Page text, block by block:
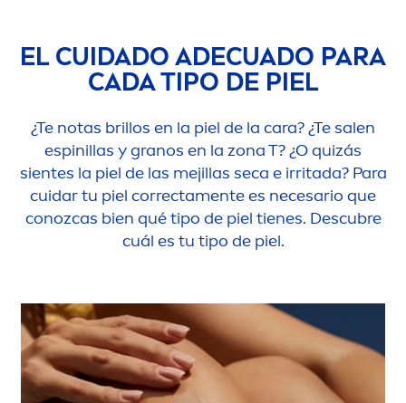
EL CUIDADO ADECUADO PARA
CADA TIPO DE PIEL
¿Te notas brillos en la piel de la cara? ¿Te salen
espinillas y granos en la zona T? ¿O quizás
sientes la piel de las mejillas seca e irritada? Para
cuidar tu piel correctamente es necesario que
conozcas bien qué tipo de piel tienes. Descubre
cuál es tu tipo de piel.